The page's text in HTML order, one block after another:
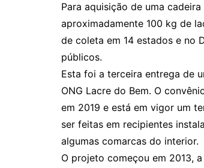
Para aquisição de uma
aproximadamente 100 kg de
de coleta em 14 estados e no
públicos.
Esta foi a terceira entrega de
ONG Lacre do Bem. O
em 2019 e está em vigor um
ser feitas em recipientes
algumas comarcas do interior.
O projeto começou em 2013,